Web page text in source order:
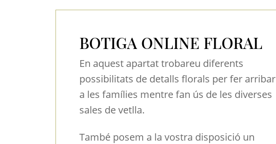
BOTIGA ONLINE FLORAL
En aquest apartat trobareu diferents
possibilitats de detalls florals per fer arribar
a les famílies mentre fan ús de les diverses
sales de vetlla.
També posem a la vostra disposició un